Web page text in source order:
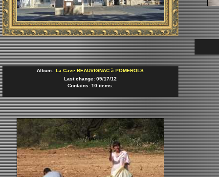
Album: La Cave BEAUVIGNAC à POMEROLS
Last change: 09/17/12
Contains: 10 items.